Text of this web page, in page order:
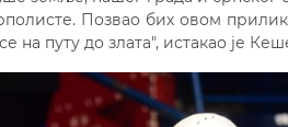
Позвао бих овом
путу до злата", истакао је